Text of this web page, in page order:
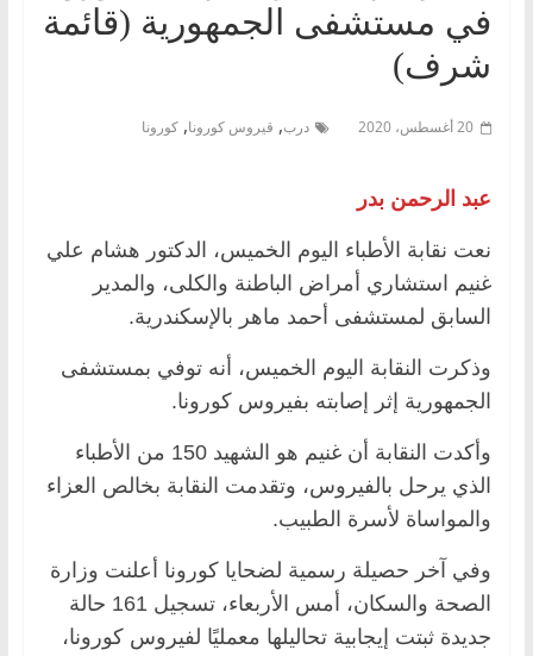
في مستشفى الجمهورية (قائمة
شرف)
20 أغسطس، 2020 درب, قيروس كورونا, كورونا
عبد الرحمن بدر
نعت نقابة الأطباء اليوم الخميس، الدكتور هشام علي
غنيم استشاري أمراض الباطنة والكلى، والمدير
السابق لمستشفى أحمد ماهر بالإسكندرية.
وذكرت النقابة اليوم الخميس، أنه توفي بمستشفى
الجمهورية إثر إصابته بفيروس كورونا.
وأكدت النقابة أن غنيم هو الشهيد 150 من الأطباء
الذي يرحل بالفيروس، وتقدمت النقابة بخالص العزاء
والمواساة لأسرة الطبيب.
وفي آخر حصيلة رسمية لضحايا كورونا أعلنت وزارة
الصحة والسكان، أمس الأربعاء، تسجيل 161 حالة
جديدة ثبتت إيجابية تحاليلها معمليًا لفيروس كورونا،